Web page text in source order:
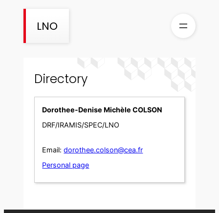
LNO
Directory
Dorothee-Denise Michèle COLSON
DRF/IRAMIS/SPEC/LNO
Email: dorothee.colson@cea.fr
Personal page